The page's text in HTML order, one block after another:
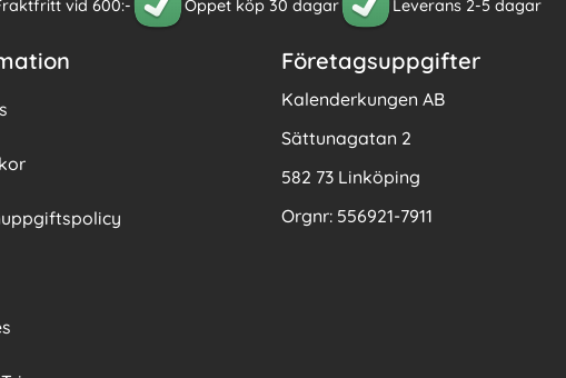
vid 600:- Öppet köp 30 dagar Leverans 2-5 dagar
Företagsuppgifter
Kalenderkungen AB
Sättunagatan 2
582 73 Linköping
Orgnr: 556921-7911